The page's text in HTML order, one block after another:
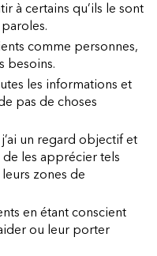
à certains qu’ils le sont
comme personnes,
besoins.
les informations et
pas de choses
un regard objectif et
les apprécier tels
zones de
en étant conscient
ou leur porter